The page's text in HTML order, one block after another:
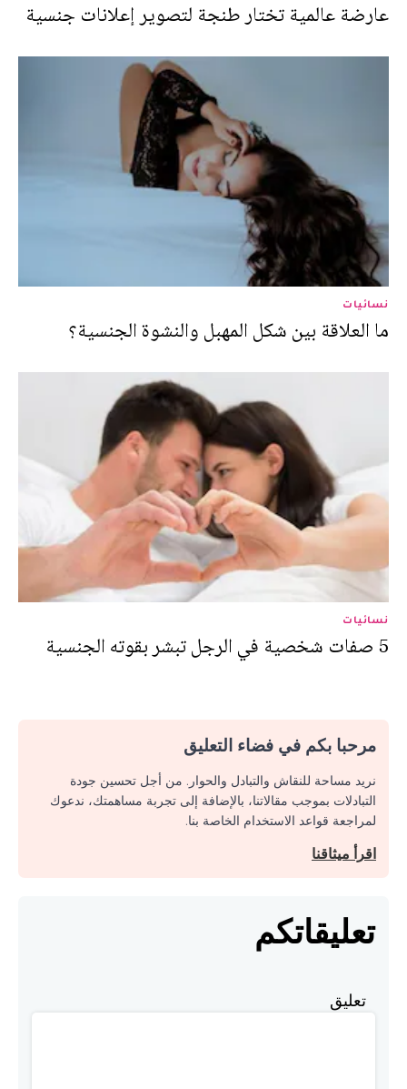
عارضة عالمية تختار طنجة لتصوير إعلانات جنسية
نسائيات
ما العلاقة بين شكل المهبل والنشوة الجنسية؟
نسائيات
5 صفات شخصية في الرجل تبشر بقوته الجنسية
مرحبا بكم في فضاء التعليق
نريد مساحة للنقاش والتبادل والحوار. من أجل تحسين جودة
التبادلات بموجب مقالاتنا، بالإضافة إلى تجربة مساهمتك، ندعوك
لمراجعة قواعد الاستخدام الخاصة بنا.
اقرأ ميثاقنا
تعليقاتكم
تعليق